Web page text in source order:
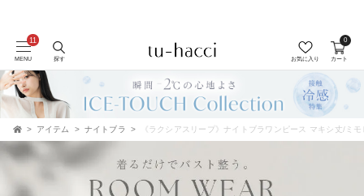
MENU 探す お気に入り カート
0
アイテム ナイトブラ 《ラクシアスリープ》ナイトブラワンピース マキシ丈/ミモ